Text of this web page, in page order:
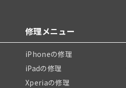
修理メニュー
iPhoneの修理
iPadの修理
Xperiaの修理